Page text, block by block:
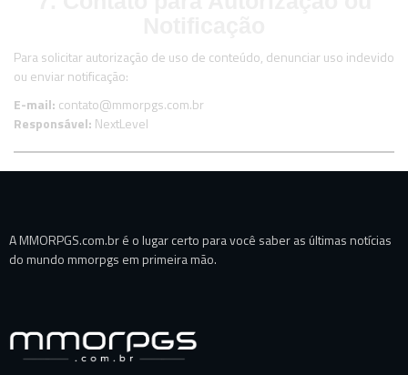
Para solicitar autorização de uso de conteúdo, denunciar uso indevido
ou enviar notificação:
E-mail: contato@mmorpgs.com.br
Responsável: NextLevel
A MMORPGS.com.br é o lugar certo para você saber as últimas notícias
do mundo mmorpgs em primeira mão.